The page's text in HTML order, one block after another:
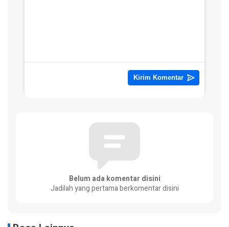
Belum ada komentar disini
Jadilah yang pertama berkomentar disini